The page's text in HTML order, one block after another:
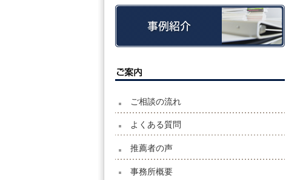
ご相談の流れ
よくある質問
推薦者の声
事務所概要